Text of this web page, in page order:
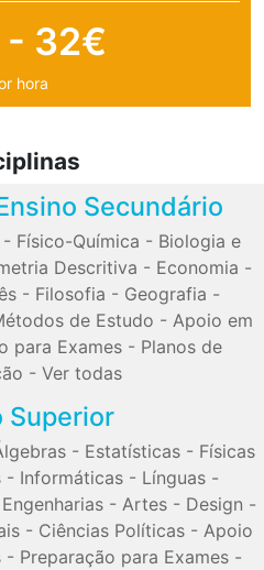
- 32€
hora
Secundário
Físico-Química - Biologia e
Descritiva - Economia -
- Filosofia - Geografia -
de Estudo - Apoio em
para Exames - Planos de
- Ver todas
Superior
- Estatísticas - Físicas
- Informáticas- Línguas-
Engenharias- Artes- Design -
- Ciências Políticas - Apoio
- Preparação para Exames -